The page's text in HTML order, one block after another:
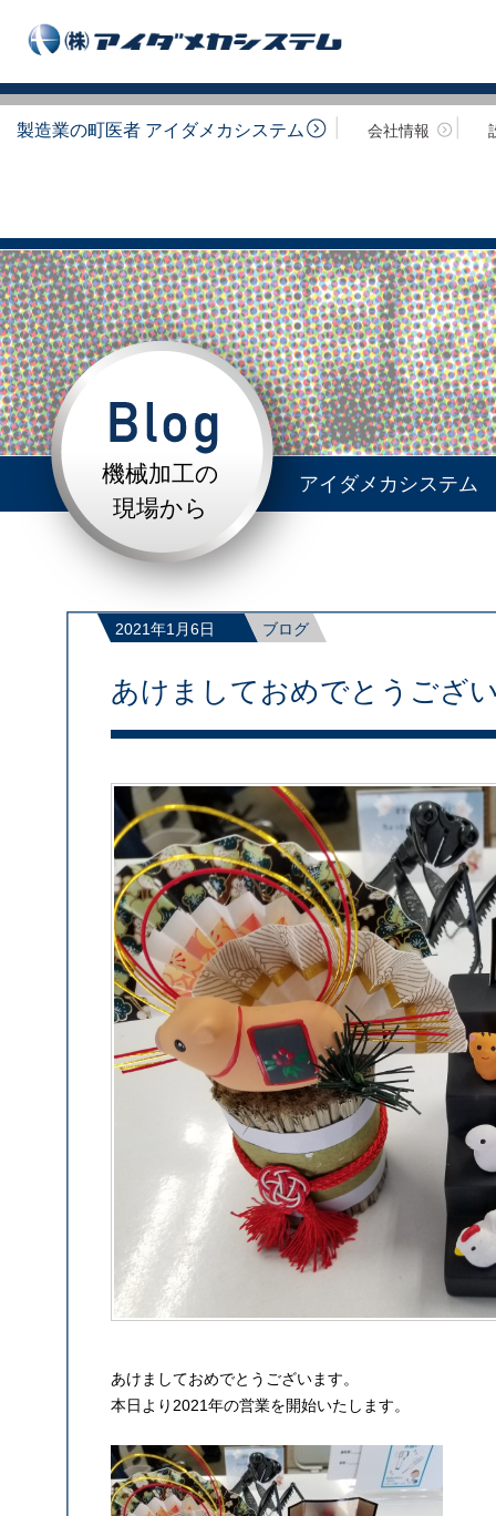
製造業の町医者 アイダメカシステム 会社情報
機械加工の
現場から
アイダメカシステム
2021年1月6日 ブログ
あけましておめでとうござ
あけましておめでとうございます。
本日より2021年の営業を開始いたします。